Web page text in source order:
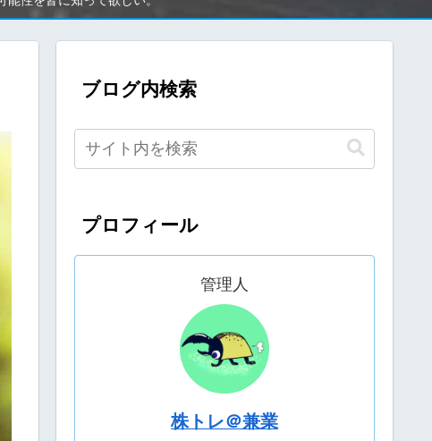
ブログ内検索
プロフィール
管理人
株トレ＠兼業